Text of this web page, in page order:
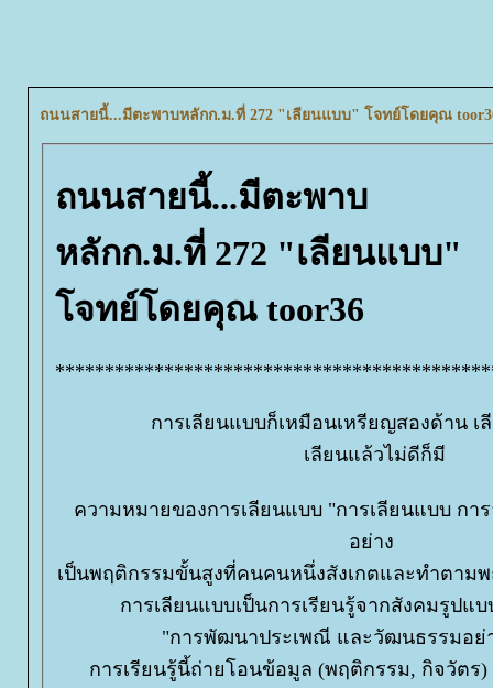
ถนนสายนี้...มีตะพาบหลักก.ม.ที่ 272 "เลียนแบบ" โจทย์โดยคุณ
ถนนสายนี้...มีตะพาบ
หลักก.ม.ที่ 272 "เลียนแบบ"
จทย์โดยคุณ toor36
การเลียนแบบก็เหมือนเหรียญสองด้าน
เลียนแล้วไม่ดีก็มี
ความหมายของการเลียนแบบ "การเลียนแบบ กา
อย่าง
เป็นพฤติกรรมขั้นสูงที่คนคนหนึ่งสังเกตและทำตาม
การเลียนแบบเป็นการเรียนรู้จากสังคมรูปแ
"การพัฒนาประเพณี และวัฒนธรรมอ
การเรียนรู้นี้ถ่ายโอนข้อมูล (พฤติกรรม, กิจวัตร